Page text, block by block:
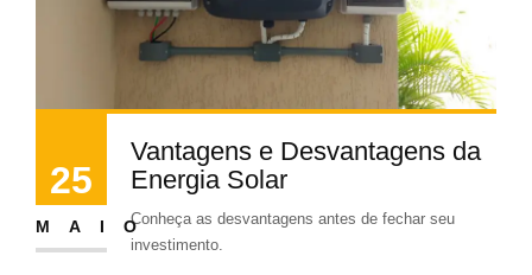
25
MAIO
Vantagens e Desvantagens da
Energia Solar
Conheça as desvantagens antes de fechar seu
investimento.